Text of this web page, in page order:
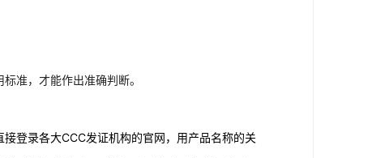
准，才能作出准确判断。
登录各大CCC发证机构的官网，用产品名称的关